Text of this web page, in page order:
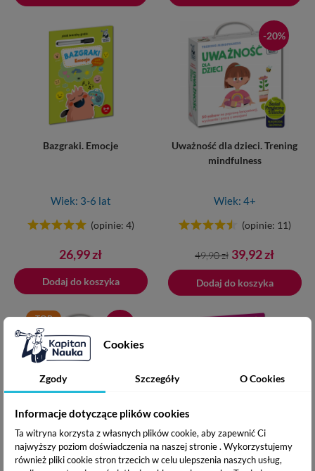
Bazgraki. Emocje
Wiek: 3-6 lat
(opinie: 4)
Cena
26,99 zł
Dodaj do koszyka
-20%
Uważność dla dzieci. Trening
mindfulness
Wiek: 4+
(opinie: 11)
Cena
podstawowa
49,90 zł Cena
39,92 zł
Dodaj do koszyka
Dodano do koszyka
TOP
Joga dla dzieci. Trening ciała i
umysłu
Emocje. Puzzle malucha
Cookies
Zgody Szczegóły O Cookies
Informacje dotyczące plików cookies
Ta witryna korzysta z własnych plików cookie, aby zapewnić Ci
najwyższy poziom doświadczenia na naszej stronie . Wykorzystujemy
również pliki cookie stron trzecich w celu ulepszenia naszych usług,